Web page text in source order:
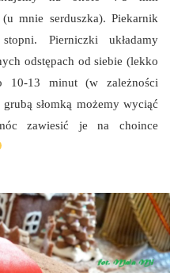
mnie serduszka). Piekarnik
Pierniczki układamy
odstępach od siebie (lekko
10-13 minut (w zależności
słomką możemy wyciąć
zawiesić je na choince